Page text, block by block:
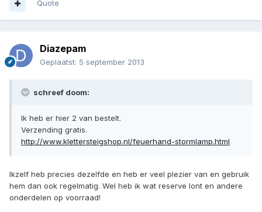
Quote
Diazepam
Geplaatst: 5 september 2013
schreef doom:
Ik heb er hier 2 van bestelt.
Verzending gratis.
http://www.klettersteigshop.nl/feuerhand-stormlamp.html
Ikzelf heb precies dezelfde en heb er veel plezier van en gebruik
hem dan ook regelmatig. Wel heb ik wat reserve lont en andere
onderdelen op voorraad!